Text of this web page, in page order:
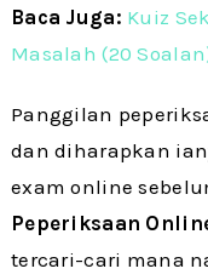
Baca Juga: Kuiz
Masalah (20
Panggilan
dan diharapkan
exam online
Peperiksaan
tercari-cari mana